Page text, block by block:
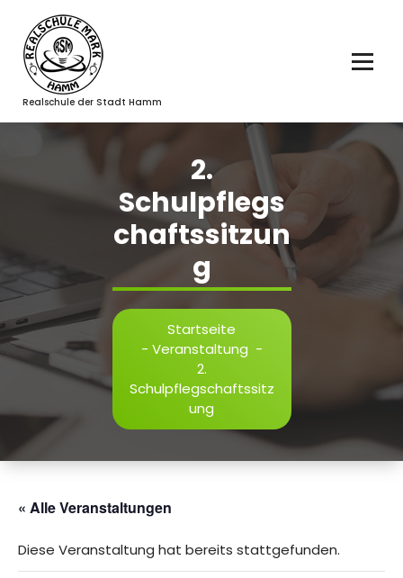
Inhalt
springen
Realschule der Stadt Hamm
2.
Schulpflegs
chaftssitzun
g
Startseite
- Veranstaltung -
2.
Schulpflegschaftssitz
ung
« Alle Veranstaltungen
Diese Veranstaltung hat bereits stattgefunden.